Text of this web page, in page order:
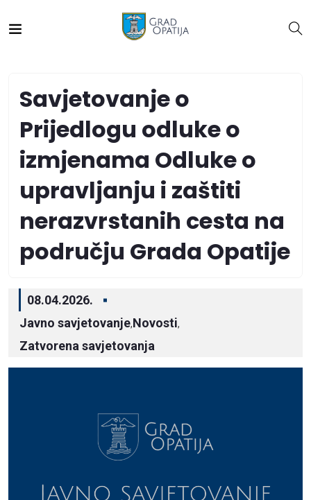
Savjetovanje o
Prijedlogu odluke o
izmjenama Odluke o
upravljanju i zaštiti
nerazvrstanih cesta na
području Grada Opatije
08.04.2026.
Javno savjetovanje,Novosti,
Zatvorena savjetovanja